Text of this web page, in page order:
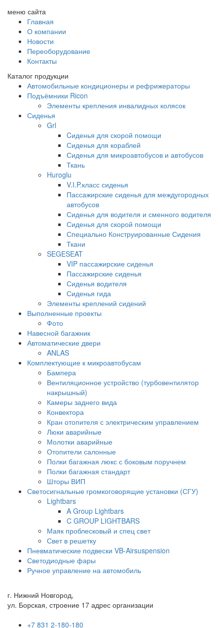
меню сайта
Главная
О компании
Новости
Переоборудование
Контакты
Каталог продукции
Автомобильные кондиционеры и рефрижераторы
Подъёмники Ricon
Элементы крепления инвалидных колясок
Сиденья
Grl
Cиденья для скорой помощи
Сиденья для кораблей
Сиденья для микроавтобусов и автобусов
Ткань
Huroglu
V.I.P.класс сиденья
Пассажирские сиденья для междугородных
автобусов
Сиденья для водителя и сменного водителя
Сиденья для скорой помощи
Специально Конструированные Сидения
Ткани
SEGESEAT
VIP пассажирские сиденья
Пассажирские сиденья
Сиденья водителя
Сиденья гида
Элементы креплений сидений
Выполненные проекты
Фото
Навесной багажник
Автоматические двери
ANLAS
Комплектующие к микроавтобусам
Бампера
Вентиляционное устройство (турбовентилятор
накрышный)
Камеры заднего вида
Конвектора
Кран отопителя с электрическим управлением
Люки аварийные
Молотки аварийные
Отопители салонные
Полки багажная люкс с боковым поручнем
Полки багажная стандарт
Шторы ВИП
Светосигнальные громкоговорящие установки (СГУ)
Lightbars
A Group Lightbars
C GROUP LIGHTBARS
Маяк проблесковый и спец свет
Свет в решетку
Пневматические подвески VB-Airsuspension
Светодиодные фары
Ручное управление на автомобиль
г. Нижний Новгород,
ул. Борская, строение 17 адрес организации
+7 831 2-180-180